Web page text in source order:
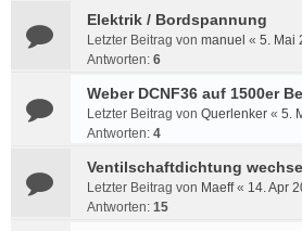
Elektrik / Bordspannung
Letzter Beitrag von manuel « 5. Mai
Antworten: 6
Weber DCNF36 auf 1500er
Letzter Beitrag von Querlenker « 5.
Antworten: 4
Ventilschaftdichtung
Letzter Beitrag von Maeff« 14. Apr
Antworten: 15